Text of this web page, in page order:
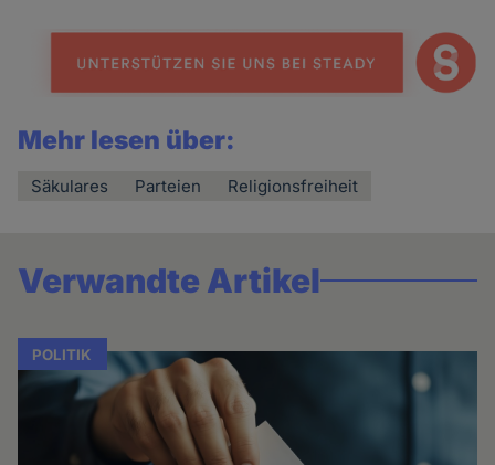
Mehr lesen über:
Säkulares Parteien Religionsfreiheit
Verwandte Artikel
POLITIK